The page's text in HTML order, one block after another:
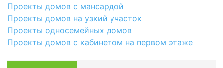
Проекты домов с мансардой
Проекты домов на узкий участок
Проекты односемейных домов
Проекты домов с кабинетом на первом этаже